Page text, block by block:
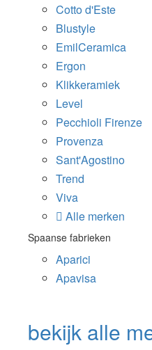
Cotto d'Este
Blustyle
EmilCeramica
Ergon
Klikkeramiek
Level
Pecchioli Firenze
Provenza
Sant'Agostino
Trend
Viva
Alle merken
Spaanse fabrieken
Aparici
Apavisa
bekijk alle